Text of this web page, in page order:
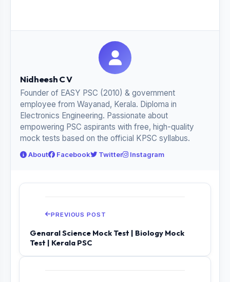
Nidheesh C V
Founder of EASY PSC (2010) & government
employee from Wayanad, Kerala. Diploma in
Electronics Engineering. Passionate about
empowering PSC aspirants with free, high-quality
mock tests based on the official KPSC syllabus.
About Facebook Twitter Instagram
PREVIOUS POST
Genaral Science Mock Test | Biology Mock
Test | Kerala PSC